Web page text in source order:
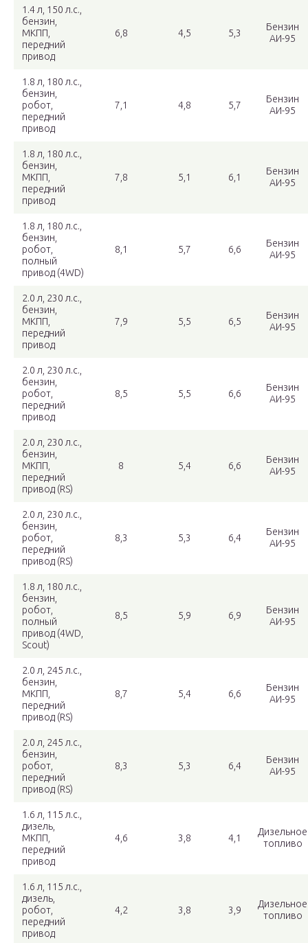
1.4 л, 150 л.с.,
бензин,
МКПП,
передний
привод
6,8 4,5 5,3
Бензин
АИ-95
1.8 л, 180 л.с.,
бензин,
робот,
передний
привод
7,1 4,8 5,7
Бензин
АИ-95
1.8 л, 180 л.с.,
бензин,
МКПП,
передний
привод
7,8 5,1 6,1
Бензин
АИ-95
1.8 л, 180 л.с.,
бензин,
робот,
полный
привод (4WD)
8,1 5,7 6,6
Бензин
АИ-95
2.0 л, 230 л.с.,
бензин,
МКПП,
передний
привод
7,9 5,5 6,5
Бензин
АИ-95
2.0 л, 230 л.с.,
бензин,
робот,
передний
привод
8,5 5,5 6,6
Бензин
АИ-95
2.0 л, 230 л.с.,
бензин,
МКПП,
передний
привод (RS)
8 5,4 6,6
Бензин
АИ-95
2.0 л, 230 л.с.,
бензин,
робот,
передний
привод (RS)
8,3 5,3 6,4
Бензин
АИ-95
1.8 л, 180 л.с.,
бензин,
робот,
полный
привод (4WD,
Scout)
8,5 5,9 6,9
Бензин
АИ-95
2.0 л, 245 л.с.,
бензин,
МКПП,
передний
привод (RS)
8,7 5,4 6,6
Бензин
АИ-95
2.0 л, 245 л.с.,
бензин,
робот,
передний
привод (RS)
8,3 5,3 6,4
Бензин
АИ-95
1.6 л, 115 л.с.,
дизель,
МКПП,
передний
привод
4,6 3,8 4,1
Дизельное
топливо
1.6 л, 115 л.с.,
дизель,
робот,
передний
привод
4,2 3,8 3,9
Дизельное
топливо